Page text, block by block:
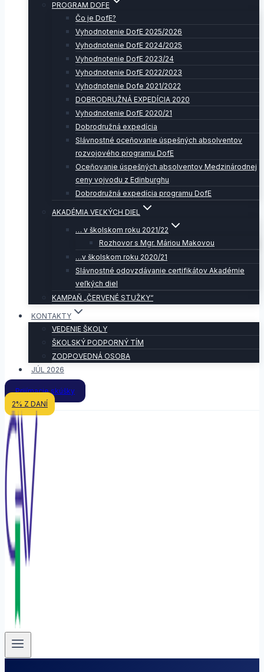
PROGRAM DOFE
Čo je DofE?
Vyhodnotenie DofE 2025/2026
Vyhodnotenie DofE 2024/2025
Vyhodnotenie DofE 2023/24
Vyhodnotenie DofE 2022/2023
Vyhodnotenie Dofe 2021/2022
DOBRODRUŽNÁ EXPEDÍCIA 2020
Vyhodnotenie DofE 2020/21
Dobrodružná expedícia
Slávnostné oceňovanie úspešných absolventov
rozvojového programu DofE
Oceňovanie úspešných absolventov Medzinárodnej
ceny vojvodu z Edinburghu
Dobrodružná expedícia programu DofE
AKADÉMIA VEĽKÝCH DIEL
… v školskom roku 2021/22
Rozhovor s Mgr. Máriou Makovou
…v školskom roku 2020/21
Slávnostné odovzdávanie certifikátov Akadémie
veľkých diel
KAMPAŇ „ČERVENÉ STUŽKY“
KONTAKTY
VEDENIE ŠKOLY
ŠKOLSKÝ PODPORNÝ TÍM
ZODPOVEDNÁ OSOBA
JÚL 2026
Prijímacie skúšky
2% Z DANÍ